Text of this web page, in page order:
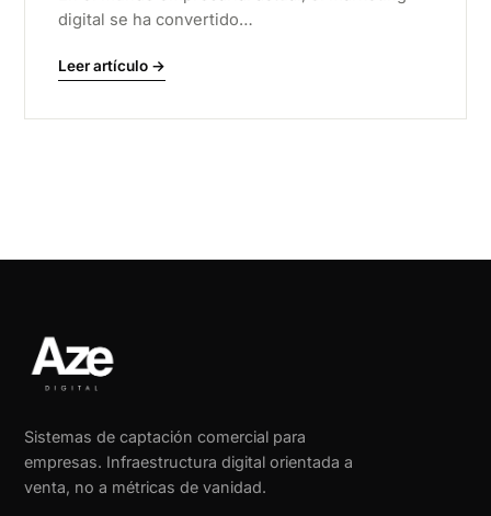
digital se ha convertido…
Leer artículo →
Sistemas de captación comercial para
empresas. Infraestructura digital orientada a
venta, no a métricas de vanidad.